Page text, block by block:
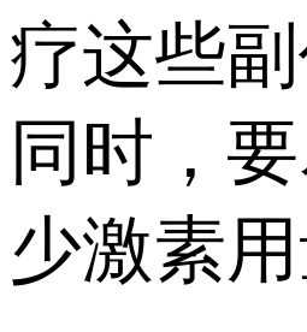
疗这些
同时，
少激素用